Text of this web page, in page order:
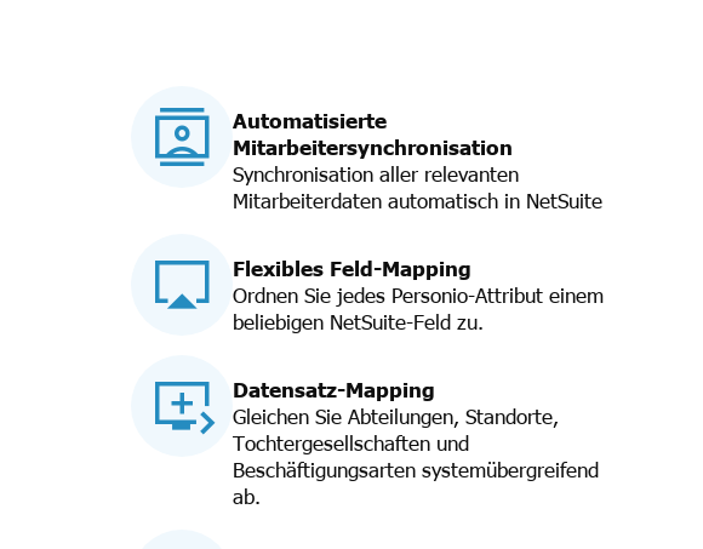
Automatisierte
Mitarbeitersynchronisation
Synchronisation aller relevanten
Mitarbeiterdaten automatisch in NetSuite
Flexibles Feld-Mapping
Ordnen Sie jedes Personio-Attribut einem
beliebigen NetSuite-Feld zu.
Datensatz-Mapping
Gleichen Sie Abteilungen, Standorte,
Tochtergesellschaften und
Beschäftigungsarten systemübergreifend
ab.